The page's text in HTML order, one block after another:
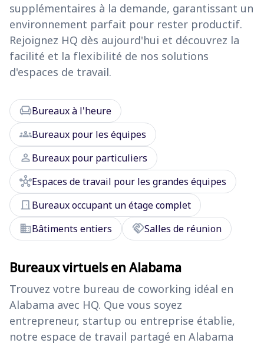
supplémentaires à la demande, garantissant un
environnement parfait pour rester productif.
Rejoignez HQ dès aujourd'hui et découvrez la
facilité et la flexibilité de nos solutions
d'espaces de travail.
chairBureaux à l'heure
groupsBureaux pour les équipes
personBureaux pour particuliers
hubEspaces de travail pour les grandes équipes
door_frontBureaux occupant un étage complet
domainBâtiments entiers handshakeSalles de réunion
Bureaux virtuels en Alabama
Trouvez votre bureau de coworking idéal en
Alabama avec HQ. Que vous soyez
entrepreneur, startup ou entreprise établie,
notre espace de travail partagé en Alabama